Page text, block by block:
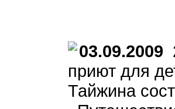
03.09.2009
приют для
Тайжина